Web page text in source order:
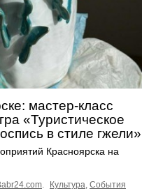
мастер-класс
«Туристическое
в стиле гжели»
Красноярска на
. Культура, События